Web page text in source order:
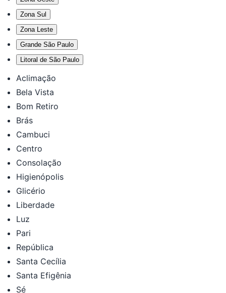
Zona Sul
Zona Leste
Grande São Paulo
Litoral de São Paulo
Aclimação
Bela Vista
Bom Retiro
Brás
Cambuci
Centro
Consolação
Higienópolis
Glicério
Liberdade
Luz
Pari
República
Santa Cecília
Santa Efigênia
Sé